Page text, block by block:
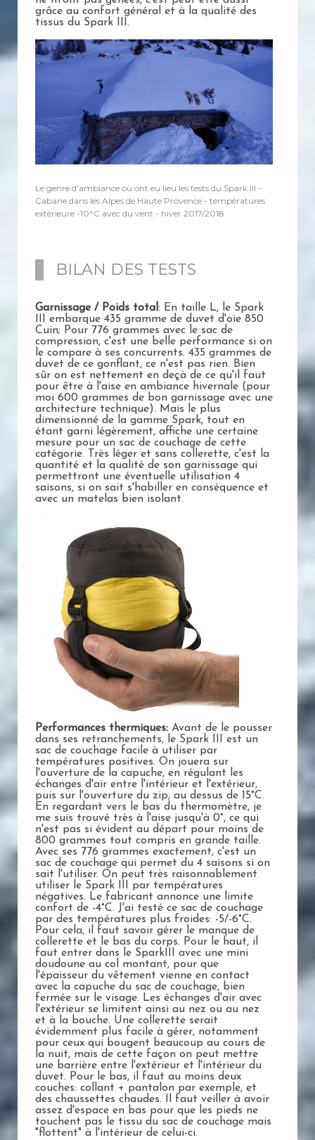
grâce au confort général et à la qualité des
tissus du Spark III.
Le genre d'ambiance où ont eu lieu les tests du Spark III -
Cabane dans les Alpes de Haute Provence - températures
extérieure -10°C avec du vent - hiver 2017/2018
BILAN DES TESTS
Garnissage / Poids total: En taille L, le Spark
III embarque 435 gramme de duvet d'oie 850
Cuin; Pour 776 grammes avec le sac de
compression, c'est une belle performance si on
le compare à ses concurrents. 435 grammes de
duvet de ce gonflant, ce n'est pas rien. Bien
sûr on est nettement en deçà de ce qu'il faut
pour être à l'aise en ambiance hivernale (pour
moi 600 grammes de bon garnissage avec une
architecture technique). Mais le plus
dimensionné de la gamme Spark, tout en
étant garni légèrement, affiche une certaine
mesure pour un sac de couchage de cette
catégorie. Très léger et sans collerette, c'est la
quantité et la qualité de son garnissage qui
permettront une éventuelle utilisation 4
saisons, si on sait s'habiller en conséquence et
avec un matelas bien isolant.
Performances thermiques: Avant de le pousser
dans ses retranchements, le Spark III est un
sac de couchage facile à utiliser par
températures positives. On jouera sur
l'ouverture de la capuche, en régulant les
échanges d'air entre l'intérieur et l'extérieur,
puis sur l'ouverture du zip, au dessus de 15°C.
En regardant vers le bas du thermomètre, je
me suis trouvé très à l'aise jusqu'à 0°, ce qui
n'est pas si évident au départ pour moins de
800 grammes tout compris en grande taille.
Avec ses 776 grammes exactement, c'est un
sac de couchage qui permet du 4 saisons si on
sait l'utiliser. On peut très raisonnablement
utiliser le Spark III par températures
négatives. Le fabricant annonce une limite
confort de -4°C. J'ai testé ce sac de couchage
par des températures plus froides: -5/-6°C.
Pour cela, il faut savoir gérer le manque de
collerette et le bas du corps. Pour le haut, il
faut entrer dans le SparkIII avec une mini
doudoune au col montant, pour que
l'épaisseur du vêtement vienne en contact
avec la capuche du sac de couchage, bien
fermée sur le visage. Les échanges d'air avec
l'extérieur se limitent ainsi au nez ou au nez
et à la bouche. Une collerette serait
évidemment plus facile à gérer, notamment
pour ceux qui bougent beaucoup au cours de
la nuit, mais de cette façon on peut mettre
une barrière entre l'extérieur et l'intérieur du
duvet. Pour le bas, il faut au moins deux
couches: collant + pantalon par exemple, et
des chaussettes chaudes. Il faut veiller à avoir
assez d'espace en bas pour que les pieds ne
touchent pas le tissu du sac de couchage mais
"flottent" à l'intérieur de celui-ci.